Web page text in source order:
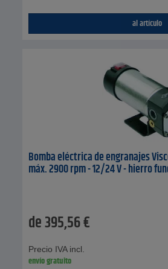
al artículo
Bomba eléctrica de engranajes
máx. 2900 rpm - 12/24 V - hierro
de395,56€
Precio IVA incl.
envío gratuito